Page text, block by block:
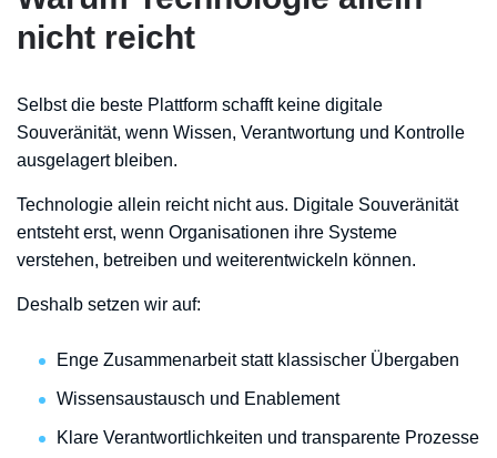
nicht reicht
Selbst die beste Plattform schafft keine digitale
Souveränität, wenn Wissen, Verantwortung und Kontrolle
ausgelagert bleiben.
Technologie allein reicht nicht aus. Digitale Souveränität
entsteht erst, wenn Organisationen ihre Systeme
verstehen, betreiben und weiterentwickeln können.
Deshalb setzen wir auf:
Enge Zusammenarbeit statt klassischer Übergaben
Wissensaustausch und Enablement
Klare Verantwortlichkeiten und transparente Prozesse